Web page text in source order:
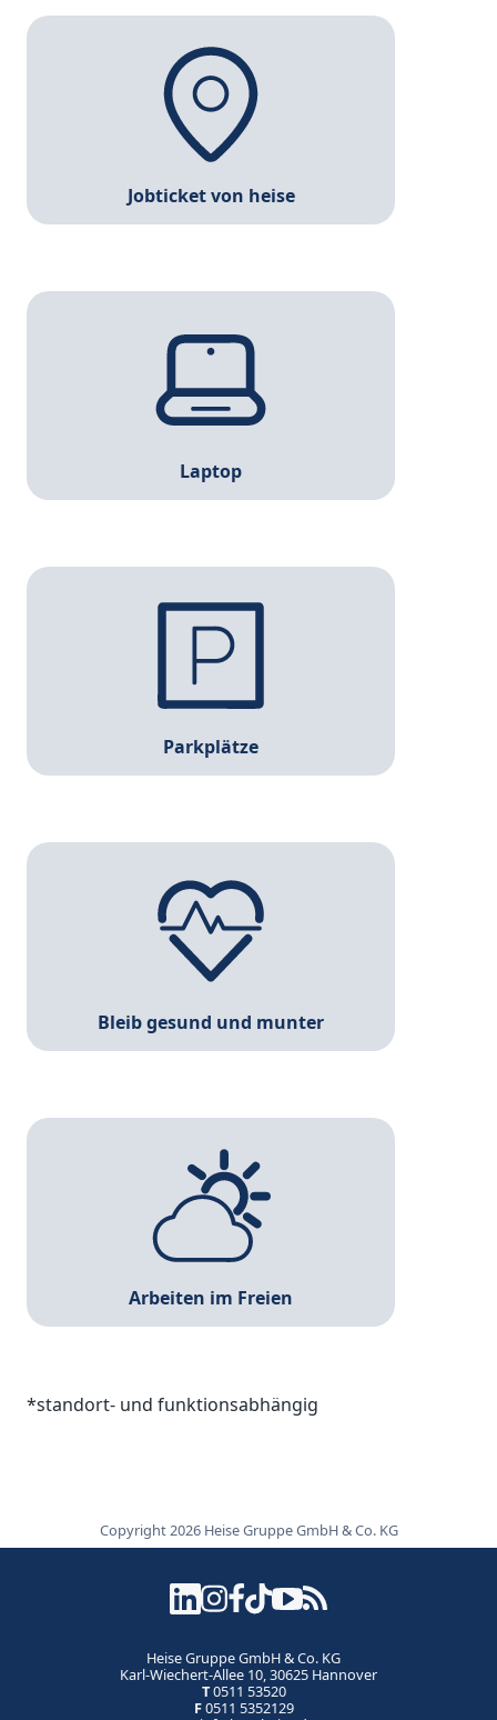
Jobticket von heise
Egal ob mit Bus, Bahn, Auto oder Fahrrad: Zu
heise kommst du bequem und einfach. Für die
Dauer deiner Ausbildung erhältst du ein
Jobticket für den ÖPNV.
Laptop
Egal ob privat, auf der Arbeit oder in der
ausgestattet!
Parkplätze
Parken ist bei uns kostenfrei und wir haben
ausreichend Platz. Auch dein Fahrrad steht bei
uns trocken.
Bleib gesund und munter
Deine Gesundheit liegt uns am Herzen. Daher
bieten wir dir regelmäßige Sprechstunden bei
unserem Betriebsarzt, Gesundheitstage und
vieles mehr.
Arbeiten im Freien
E-Mails mal im Liegestuhl lesen? Kein Problem in
unserem Heisegarten in Hannover mit WLAN!
*standort- und funktionsabhängig
Copyright 2026 Heise Gruppe GmbH & Co. KG
Heise Gruppe GmbH & Co. KG
Karl-Wiechert-Allee 10, 30625 Hannover
T0511 53520
F0511 5352129